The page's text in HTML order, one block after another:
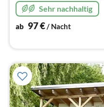
Sehr nachhaltig
ab 97€/ Nacht